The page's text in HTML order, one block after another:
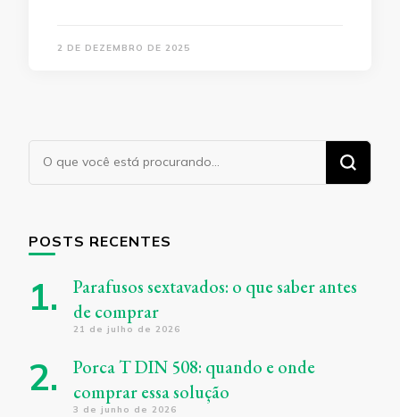
2 DE DEZEMBRO DE 2025
Procurando
algo?
POSTS RECENTES
Parafusos sextavados: o que saber antes
de comprar
21 de julho de 2026
Porca T DIN 508: quando e onde
comprar essa solução
3 de junho de 2026